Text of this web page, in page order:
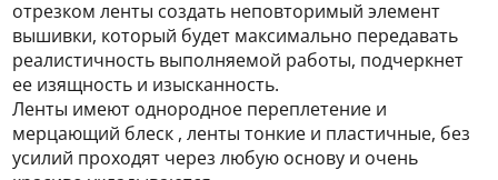
отрезком ленты создать неповторимый элемент
вышивки, который будет максимально передавать
реалистичность выполняемой работы, подчеркнет
ее изящность и изысканность.
Ленты имеют однородное переплетение и
мерцающий блеск , ленты тонкие и пластичные, без
усилий проходят через любую основу и очень